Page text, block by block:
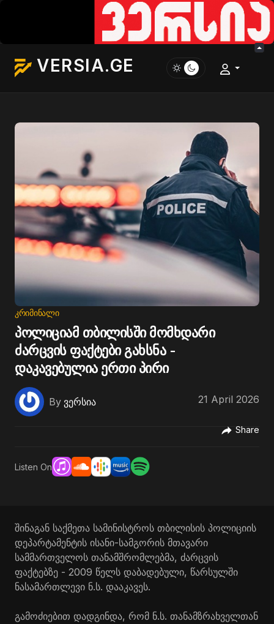
VERSIA.GE
ᲙᲠᲘᲛᲘᲜᲐᲚᲘ
პოლიციამ თბილისში მომხდარი
ძარცვის ფაქტები გახსნა -
დაკავებულია ერთი პირი
By ვერსია 21 April 2026
Share
Listen On
შინაგან საქმეთა სამინისტროს თბილისის პოლიციის
დეპარტამენტის ისანი-სამგორის მთავარი
სამმართველოს თანამშრომლებმა, ძარცვის
ფაქტებზე - 2009 წელს დაბადებული, წარსულში
ნასამართლევი ნ.ს. დააკავეს.
გამოძიებით დადგინდა, რომ ნ.ს. თანამზრახველთან